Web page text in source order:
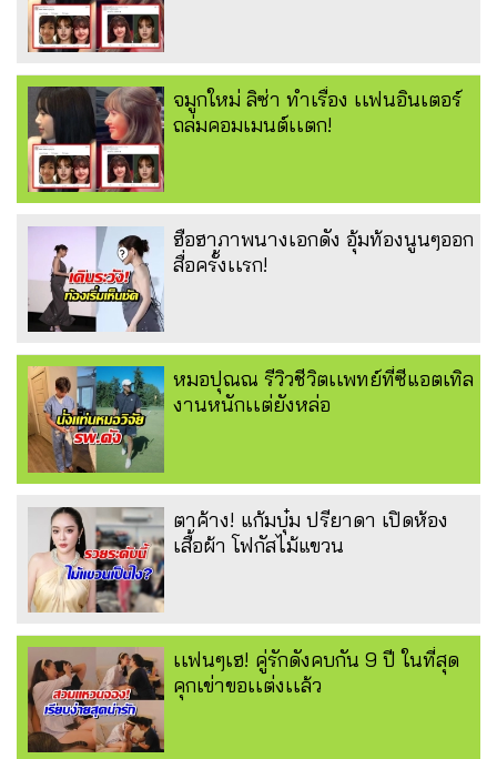
จมูกใหม่ ลิซ่า ทำเรื่อง เเฟนอินเตอร์
ถล่มคอมเมนต์เเตก!
ฮือฮาภาพนางเอกดัง อุ้มท้องนูนๆออก
สื่อครั้งเเรก!
หมอปุณณ รีวิวชีวิตเเพทย์ที่ซีแอตเทิล
งานหนักเเต่ยังหล่อ
ตาค้าง! แก้มบุ๋ม ปรียาดา เปิดห้อง
เสื้อผ้า โฟกัสไม้แขวน
เเฟนๆเฮ! คู่รักดังคบกัน 9 ปี ในที่สุด
คุกเข่าขอเเต่งเเล้ว